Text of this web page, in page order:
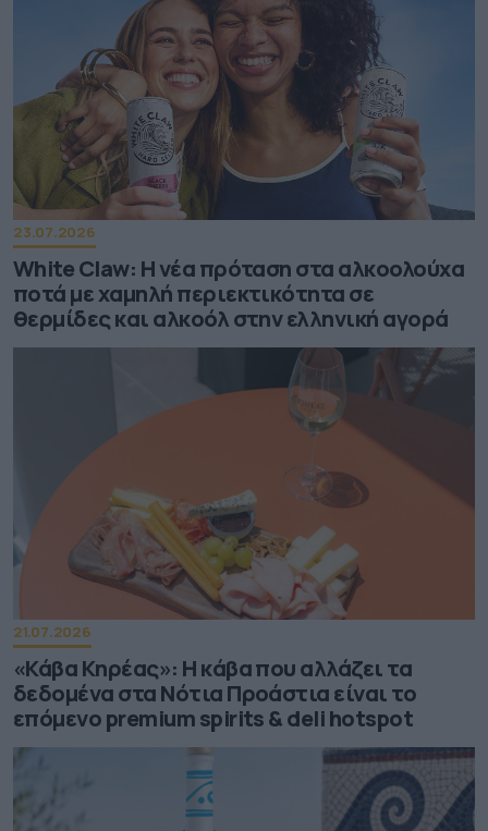
23.07.2026
White Claw: Η νέα πρόταση στα αλκοολούχα
ποτά με χαμηλή περιεκτικότητα σε
θερμίδες και αλκοόλ στην ελληνική αγορά
21.07.2026
«Κάβα Κηρέας»: Η κάβα που αλλάζει τα
δεδομένα στα Νότια Προάστια είναι το
επόμενο premium spirits & deli hotspot